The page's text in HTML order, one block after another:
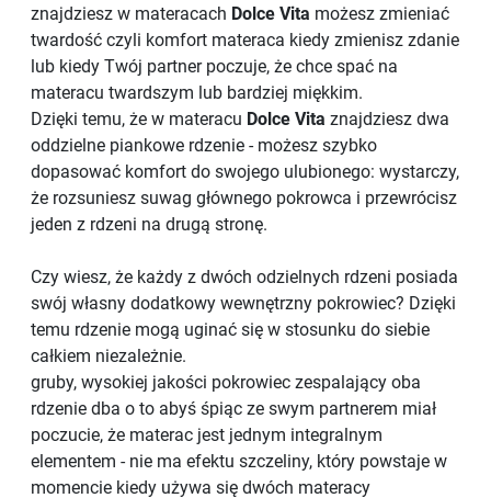
znajdziesz w materacach Dolce Vita możesz zmieniać
twardość czyli komfort materaca kiedy zmienisz zdanie
lub kiedy Twój partner poczuje, że chce spać na
materacu twardszym lub bardziej miękkim.
Dzięki temu, że w materacu Dolce Vita znajdziesz dwa
oddzielne piankowe rdzenie - możesz szybko
dopasować komfort do swojego ulubionego: wystarczy,
że rozsuniesz suwag głównego pokrowca i przewrócisz
jeden z rdzeni na drugą stronę.
Czy wiesz, że każdy z dwóch odzielnych rdzeni posiada
swój własny dodatkowy wewnętrzny pokrowiec? Dzięki
temu rdzenie mogą uginać się w stosunku do siebie
całkiem niezależnie.
gruby, wysokiej jakości pokrowiec zespalający oba
rdzenie dba o to abyś śpiąc ze swym partnerem miał
poczucie, że materac jest jednym integralnym
elementem - nie ma efektu szczeliny, który powstaje w
momencie kiedy używa się dwóch materacy